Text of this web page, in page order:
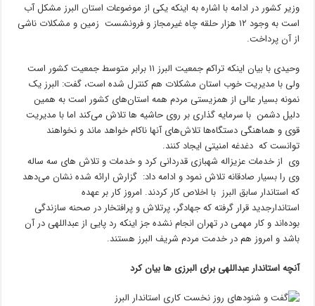
وزیر کشور در ادامه با اشاره به اینکه یکی از موضوعات استان البرز مشکل آب
است به وجود ۱۲ هزار حلقه چاه غیرمجاز و فرونشست زمین و مشکلات ناشی
از آن پرداخت.
وحیدی با بیان اینکه تراکم جمعیت البرز ۱۱ برابر متوسط جمعیت کشور است
ولی با مدیریت خوب استان مشکلات هم کنترل شده است، گفت: البرز یک
نمونه بسیار عالی از همزیستی مردم همه استان‌های کشور است به همین
دلیل دشمن با سرمایه گذاری بر روی حاشیه ها تلاش می‌کند اما با مدیریت
قوی و هماهنگی دستگاه‌ها تلاش‌های آنها ناکام خواهد ماند و نخواهند
توانست که دغدغه امنیتی ایجاد کنند.
وی از خدمات عزیزاله شهبازی قدردانی کرد و خدمات و تلاش های سه ساله
وی را بسیار صادقانه تلاش نمود و ادامه داد: گزارش ارائه شده نشان می‌دهد
که استاندار سابق البرز با اخلاص کار کردند. امروز کار بر عهده
استاندارجدید قرار گرفته که جهادگر، پرتلاش و پرافتخار در صحنه سازندگی
بوده‌اند و کار مهمی در تهران انجام نشده جز اینکه رد پایی از عبداللهی در آن
باشد و امروز هم در خدمت مردم شریف البرز هستند.
آنچه استاندار عبداللهی برای البرزی ها بیان کرد